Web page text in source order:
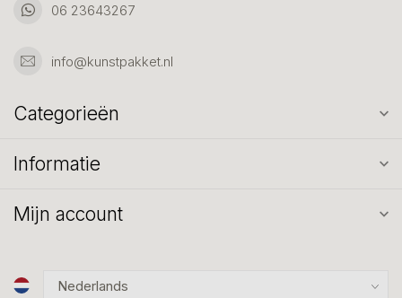
06 23643267
info@kunstpakket.nl
Categorieën
Informatie
Mijn account